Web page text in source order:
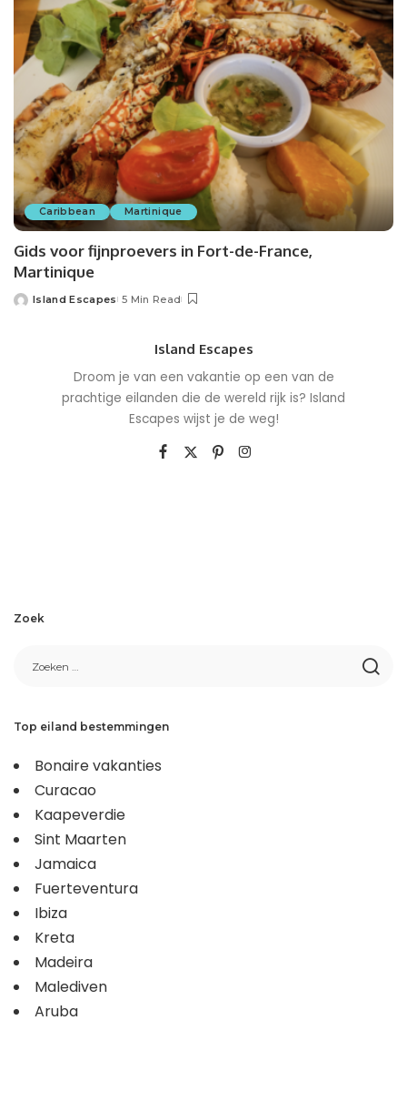
Caribbean Martinique
Gids voor fijnproevers in Fort-de-France,
Martinique
Island Escapes 5 Min Read
Island Escapes
Droom je van een vakantie op een van de
prachtige eilanden die de wereld rijk is? Island
Escapes wijst je de weg!
Zoek
Top eiland bestemmingen
Bonaire vakanties
Curacao
Kaapeverdie
Sint Maarten
Jamaica
Fuerteventura
Ibiza
Kreta
Madeira
Malediven
Aruba